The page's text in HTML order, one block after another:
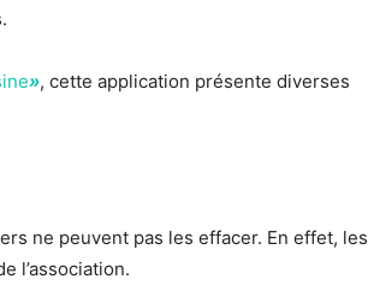
», cette application présente diverses
ne peuvent pas les effacer. En effet, les
l’association.